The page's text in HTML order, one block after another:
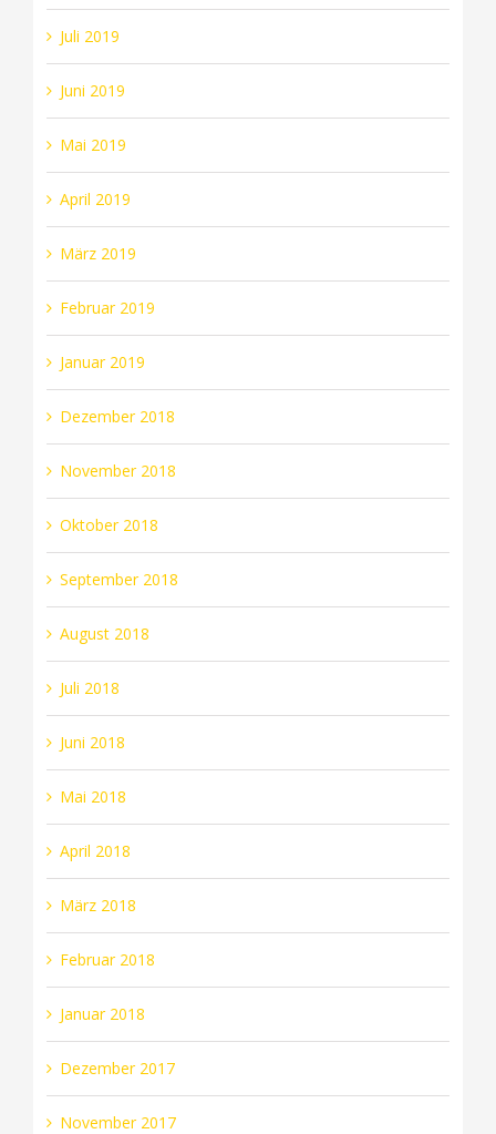
Juli 2019
Juni 2019
Mai 2019
April 2019
März 2019
Februar 2019
Januar 2019
Dezember 2018
November 2018
Oktober 2018
September 2018
August 2018
Juli 2018
Juni 2018
Mai 2018
April 2018
März 2018
Februar 2018
Januar 2018
Dezember 2017
November 2017